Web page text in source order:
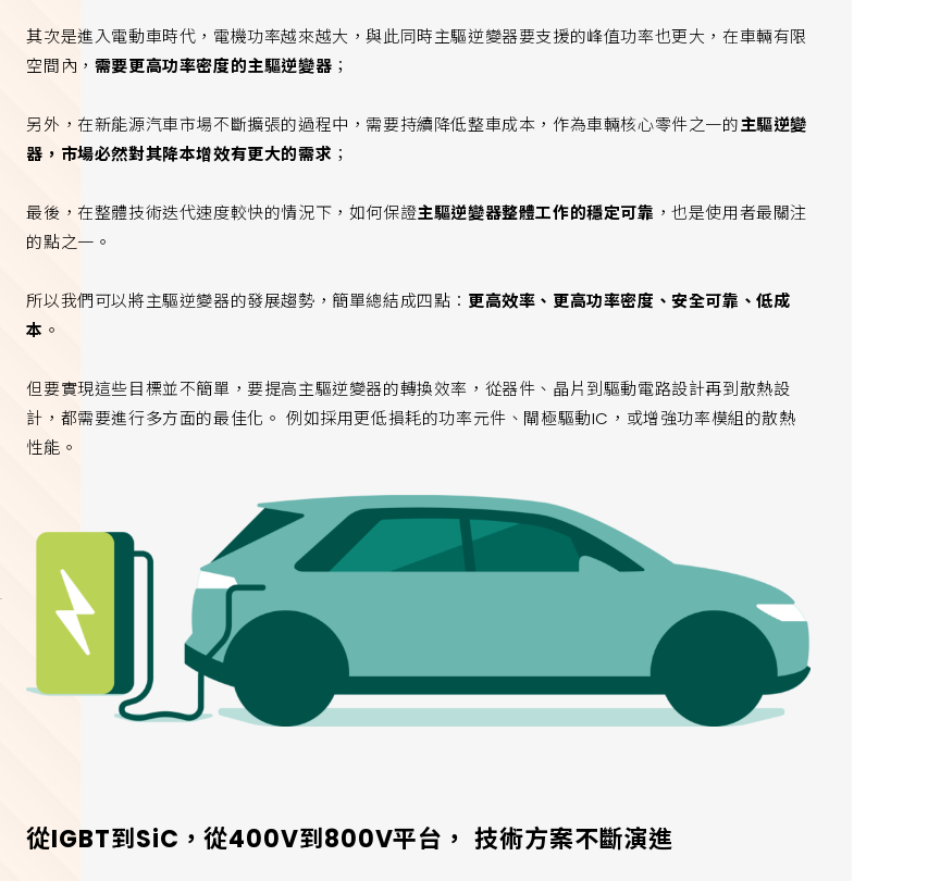
其次是進入電動車時代，電機功率越來越大，與此同時主驅逆變器要支援的峰值功率也更大，在車輛有限
空間內， 需要更高功率密度的主驅逆變器 ；
另外，在新能源汽車市場不斷擴張的過程中，需要持續降低整車成本，作為車輛核心零件之一的主驅逆變
器，市場必然對其降本增效有更大的需求 ；
最後，在整體技術迭代速度較快的情況下，如何保證主驅逆變器整體工作的穩定可靠 ，也是使用者最關注
的點之一。
所以我們可以將主驅逆變器的發展趨勢，簡單總結成四點： 更高效率、更高功率密度、安全可靠、低成
本 。
但要實現這些目標並不簡單，要提高主驅逆變器的轉換效率，從器件、晶片到驅動電路設計再到散熱設
計，都需要進行多方面的最佳化。 例如採用更低損耗的功率元件、閘極驅動IC，或增強功率模組的散熱
性能。
從IGBT到SiC，從400V到800V平台， 技術方案不斷演進